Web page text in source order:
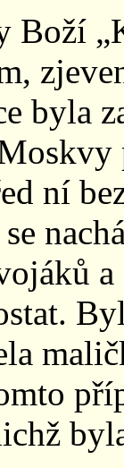
byla
ní